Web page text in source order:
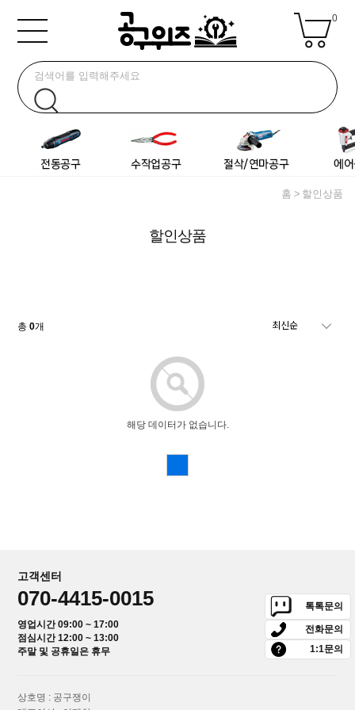
0
홈 할인상품
할인상품
총0개
해당 데이터가 없습니다.
고객센터
070-4415-0015
영업시간 09:00 ~ 17:00
점심시간 12:00 ~ 13:00
주말 및 공휴일은 휴무
톡톡문의
전화문의
1:1문의
상호명 : 공구쟁이